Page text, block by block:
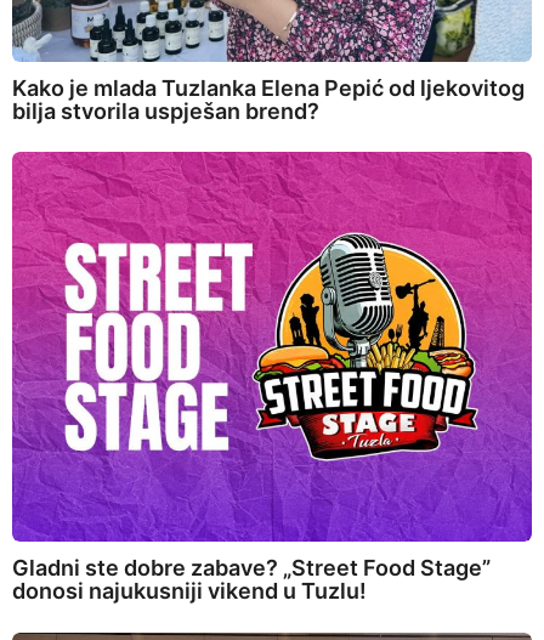
Kako je mlada Tuzlanka Elena Pepić od ljekovitog
bilja stvorila uspješan brend?
Gladni ste dobre zabave? „Street Food Stage”
donosi najukusniji vikend u Tuzlu!